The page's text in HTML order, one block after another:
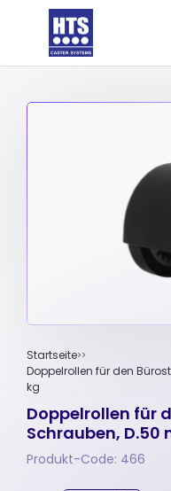
Startseite
Doppelrollen für den
kg
Doppelrollen für
Schrauben, D.50
Produkt-Code: 466